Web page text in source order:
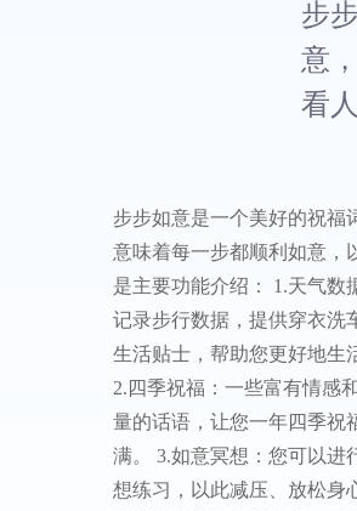
步
意
看
步步如意是一个美好的祝福
意味着每一步都顺利如意，
是主要功能介绍： 1.天气数
记录步行数据，提供穿衣洗
生活贴士，帮助您更好地生
2.四季祝福：一些富有情感
量的话语，让您一年四季祝
满。 3.如意冥想：您可以进
想练习，以此减压、放松身